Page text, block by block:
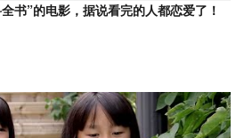
书”的电影，据说看完的人都恋爱了！